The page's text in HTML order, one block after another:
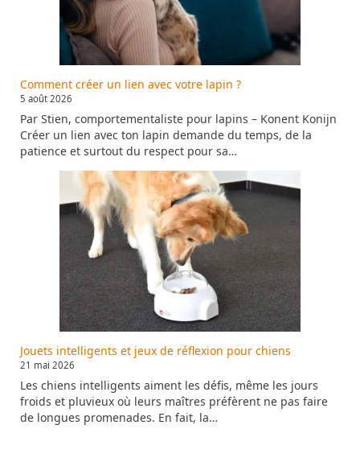
Comment créer un lien avec votre lapin ?
5 août 2026
Par Stien, comportementaliste pour lapins – Konent Konijn
Créer un lien avec ton lapin demande du temps, de la
patience et surtout du respect pour sa…
Jouets intelligents et jeux de réflexion pour chiens
21 mai 2026
Les chiens intelligents aiment les défis, même les jours
froids et pluvieux où leurs maîtres préfèrent ne pas faire
de longues promenades. En fait, la…